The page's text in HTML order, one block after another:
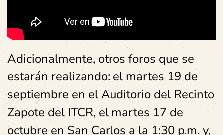
Adicionalmente, otros foros que se
estarán realizando: el martes 19 de
septiembre en el Auditorio del Recinto
Zapote del ITCR, el martes 17 de
octubre en San Carlos a la 1:30 p.m. y,